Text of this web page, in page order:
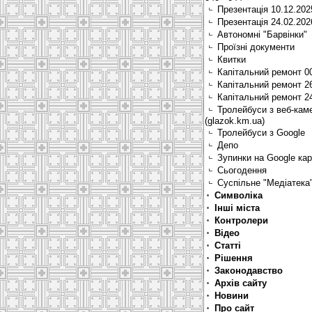
Презентація
Презентація
Автономні "Барвінки"
Проїзні документи
Квитки
Капітальний ремонт
Капітальний ремонт
Капітальний ремонт
Тролейбуси з веб-
(glazok.km.ua)
Тролейбуси з Google
Депо
Зупинки на Google
Сьогодення
Суспільне "Медіатека"
Символіка
Інші міста
Контролери
Відео
Статті
Рішення
Законодавство
Архів сайту
Новини
Про сайт